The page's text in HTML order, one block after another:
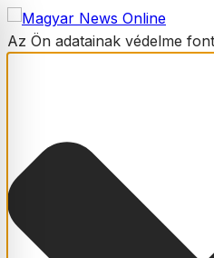
Az Ön adatainak védelme